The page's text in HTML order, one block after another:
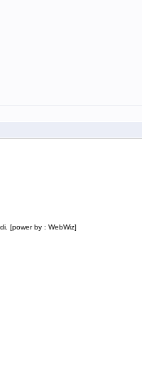
[power by : WebWiz]